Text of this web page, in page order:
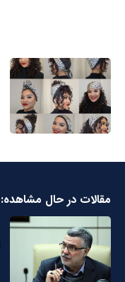
مقالات در حال مشاهده: